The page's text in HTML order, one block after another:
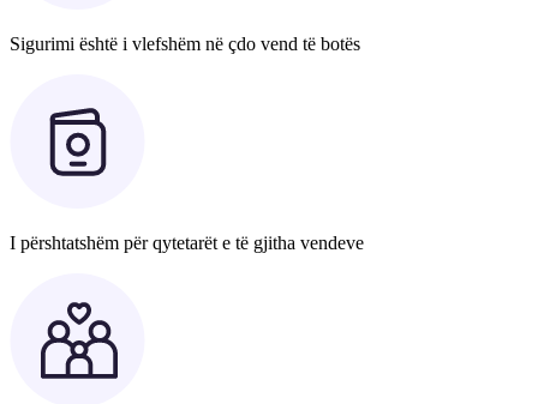
Sigurimi është i vlefshëm në çdo vend të botës
I përshtatshëm për qytetarët e të gjitha vendeve